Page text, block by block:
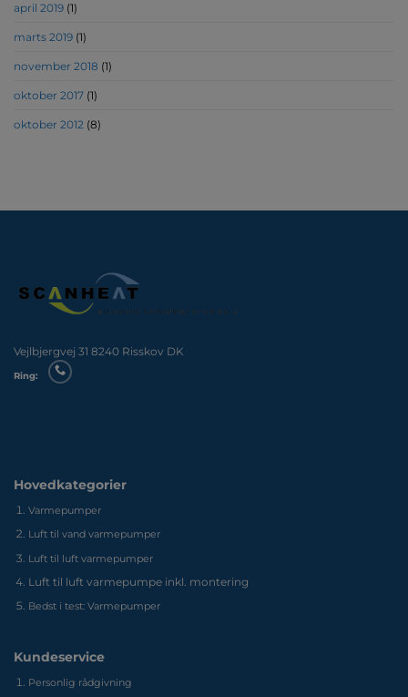
april 2019 (1)
marts 2019 (1)
november 2018 (1)
oktober 2017 (1)
oktober 2012 (8)
Vejlbjergvej 31 8240 Risskov DK
Ring:
Hovedkategorier
Varmepumper
Luft til vand varmepumper
Luft til luft varmepumper
Luft til luft varmepumpe inkl. montering
Bedst i test: Varmepumper
Kundeservice
Personlig rådgivning